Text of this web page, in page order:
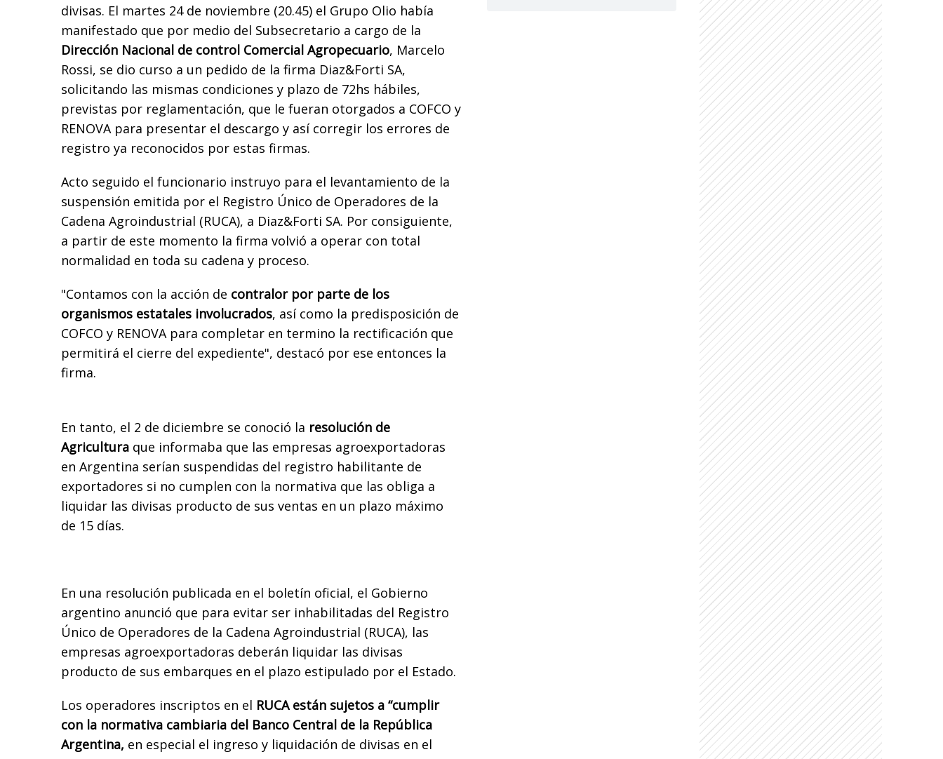
divisas. El martes 24 de noviembre (20.45) el Grupo Olio había
manifestado que por medio del Subsecretario a cargo de la
Dirección Nacional de control Comercial Agropecuario, Marcelo
Rossi, se dio curso a un pedido de la firma Diaz&Forti SA,
solicitando las mismas condiciones y plazo de 72hs hábiles,
previstas por reglamentación, que le fueran otorgados a COFCO y
RENOVA para presentar el descargo y así corregir los errores de
registro ya reconocidos por estas firmas.
Acto seguido el funcionario instruyo para el levantamiento de la
suspensión emitida por el Registro Único de Operadores de la
Cadena Agroindustrial (RUCA), a Diaz&Forti SA. Por consiguiente,
a partir de este momento la firma volvió a operar con total
normalidad en toda su cadena y proceso.
"Contamos con la acción de contralor por parte de los
organismos estatales involucrados, así como la predisposición de
COFCO y RENOVA para completar en termino la rectificación que
permitirá el cierre del expediente", destacó por ese entonces la
firma.
En tanto, el 2 de diciembre se conoció la resolución de
Agricultura que informaba que las empresas agroexportadoras
en Argentina serían suspendidas del registro habilitante de
exportadores si no cumplen con la normativa que las obliga a
liquidar las divisas producto de sus ventas en un plazo máximo
de 15 días.
En una resolución publicada en el boletín oficial, el Gobierno
argentino anunció que para evitar ser inhabilitadas del Registro
Único de Operadores de la Cadena Agroindustrial (RUCA), las
empresas agroexportadoras deberán liquidar las divisas
producto de sus embarques en el plazo estipulado por el Estado.
Los operadores inscriptos en el RUCA están sujetos a “cumplir
con la normativa cambiaria del Banco Central de la República
Argentina, en especial el ingreso y liquidación de divisas en el